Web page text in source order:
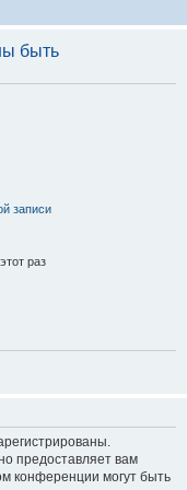
быть
записи
раз
предоставляет вам
конференции могут быть